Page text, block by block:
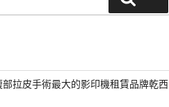
拉皮手術最大的影印機租賃品牌乾西